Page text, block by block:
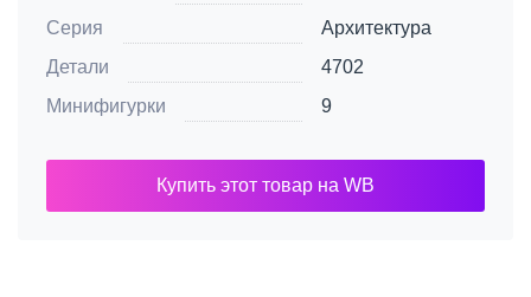
Серия
Архитектура
Детали
4702
Минифигурки
9
Купить этот товар на WB